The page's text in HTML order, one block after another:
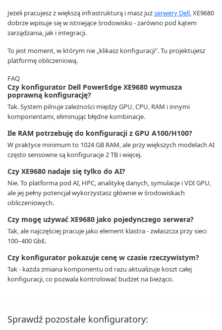
Jeżeli pracujesz z większą infrastrukturą i masz jużserwery Dell, XE9680
dobrze wpisuje się w istniejące środowisko - zarówno pod kątem
zarządzania, jak i integracji.
To jest moment, w którym nie „klikasz konfiguracji”. Tu projektujesz
platformę obliczeniową.
FAQ
Czy konfigurator Dell PowerEdge XE9680 wymusza
poprawną konfigurację?
Tak. System pilnuje zależności między GPU, CPU, RAM i innymi
komponentami, eliminując błędne kombinacje.
Ile RAM potrzebuję do konfiguracji z GPU A100/H100?
W praktyce minimum to 1024 GB RAM, ale przy większych modelach AI
często sensowne są konfiguracje 2 TB i więcej.
Czy XE9680 nadaje się tylko do AI?
Nie. To platforma pod AI, HPC, analitykę danych, symulacje i VDI GPU,
ale jej pełny potencjał wykorzystasz głównie w środowiskach
obliczeniowych.
Czy mogę używać XE9680 jako pojedynczego serwera?
Tak, ale najczęściej pracuje jako element klastra - zwłaszcza przy sieci
100–400 GbE.
Czy konfigurator pokazuje cenę w czasie rzeczywistym?
Tak - każda zmiana komponentu od razu aktualizuje koszt całej
konfiguracji, co pozwala kontrolować budżet na bieżąco.
Sprawdź pozostałe konfiguratory: